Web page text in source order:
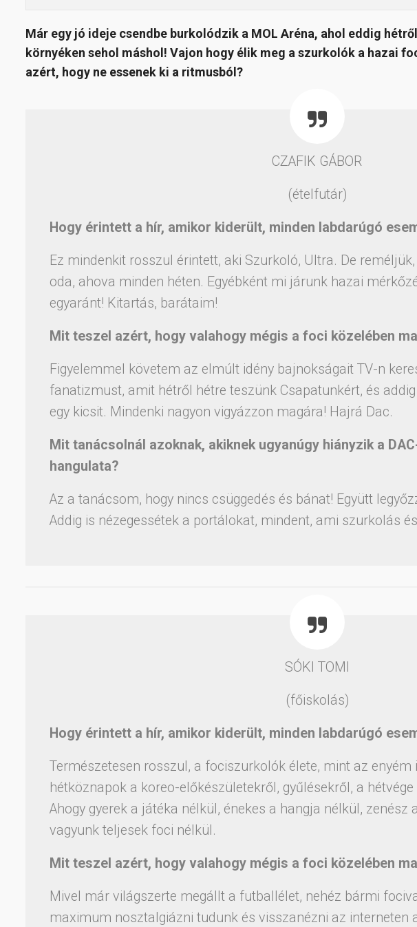
Már egy jó ideje csendbe burkolódzik a MOL Aréna, ahol eddig
környéken sehol máshol! Vajon hogy élik meg a szurkolók a hazai
azért, hogy ne essenek ki a ritmusból?
CZAFIK GÁBOR
(ételfutár)
Hogy érintett a hír, amikor kiderült, minden labdarúgó
Ez mindenkit rosszul érintett, aki Szurkoló, Ultra. De
oda, ahova minden héten. Egyébként mi járunk hazai
egyaránt! Kitartás, barátaim!
Mit teszel azért, hogy valahogy mégis a foci közelében
Figyelemmel követem az elmúlt idény bajnokságait TV-n
fanatizmust, amit hétről hétre teszünk Csapatunkért, és
egy kicsit. Mindenki nagyon vigyázzon magára! Hajrá Dac.
Mit tanácsolnál azoknak, akiknek ugyanúgy hiányzik a
hangulata?
Az a tanácsom, hogy nincs csüggedés és bánat! Együtt
Addig is nézegessétek a portálokat, mindent, ami szurkolás
SÓKI TOMI
(főiskolás)
Hogy érintett a hír, amikor kiderült, minden labdarúgó
Természetesen rosszul, a fociszurkolók élete, mint az enyém
hétköznapok a koreo-előkészületekről, gyűlésekről, a
Ahogy gyerek a játéka nélkül, énekes a hangja nélkül, zenész
vagyunk teljesek foci nélkül.
Mit teszel azért, hogy valahogy mégis a foci közelében
Mivel már világszerte megállt a futballélet, nehéz bármi
maximum nosztalgiázni tudunk és visszanézni az interneten